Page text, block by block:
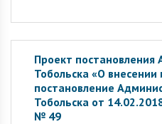
Проект
Тобольска «О внесении
постановление
Тобольска от
№ 49